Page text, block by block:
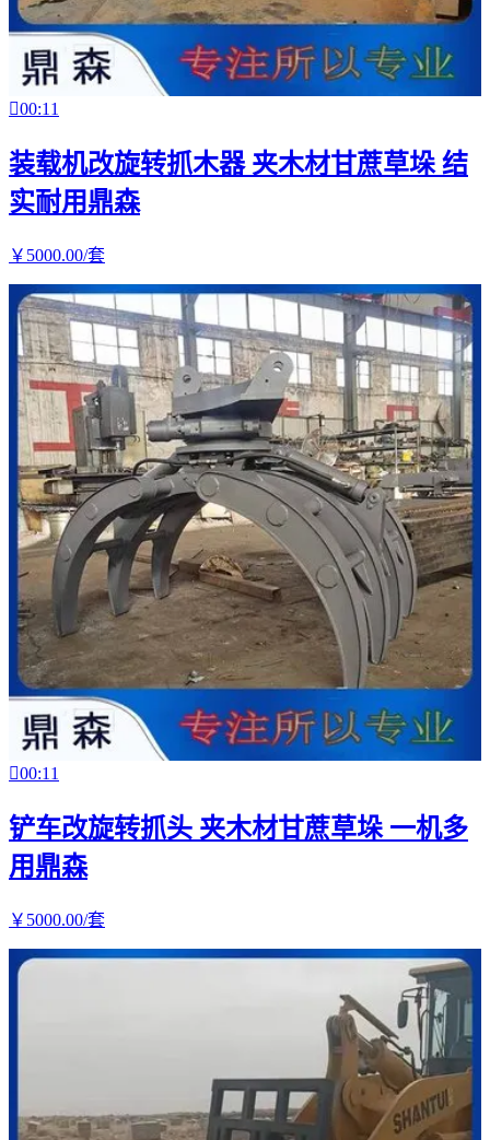
00:11
装载机改旋转抓木器 夹木材甘蔗草垛 结
实耐用鼎森
￥ 5000.00/套
00:11
铲车改旋转抓头 夹木材甘蔗草垛 一机多
用鼎森
￥ 5000.00/套